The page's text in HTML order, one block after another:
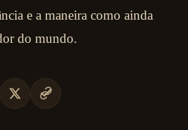
e a maneira como ainda
do mundo.